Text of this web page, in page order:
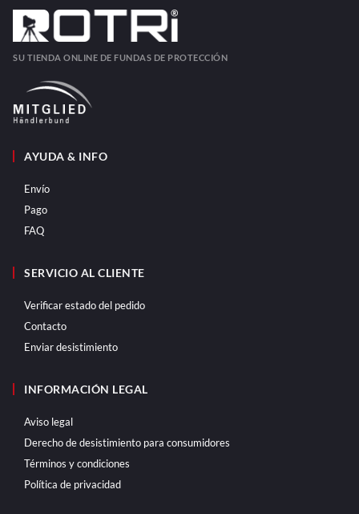
SU TIENDA ONLINE DE FUNDAS DE PROTECCIÓN
AYUDA & INFO
Envío
Pago
FAQ
SERVICIO AL CLIENTE
Verificar estado del pedido
Contacto
Enviar desistimiento
INFORMACIÓN LEGAL
Aviso legal
Derecho de desistimiento para consumidores
Términos y condiciones
Política de privacidad